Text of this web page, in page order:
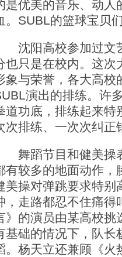
是优美的音乐、动人
。SUBL的篮球宝贝
沈阳高校参加过文
也只是在校内。这次
象与荣誉，各大高校
演出的排练。许
道功底，排练起来特
次排练、一次次纠正
舞蹈节目和健美操
有较多的地面动作，
美操对弹跳要求特别
，走路都忍不住痛
》的演员由某高校挑
基础的情况下，队长
。杨天立还兼顾《火